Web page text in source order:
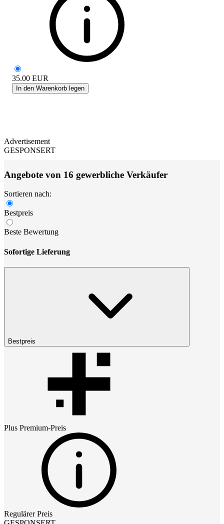
35.00 EUR
In den Warenkorb legen
Advertisement
GESPONSERT
Angebote von 16 gewerbliche Verkäufer
Sortieren nach:
Bestpreis
Beste Bewertung
Sofortige Lieferung
Bestpreis
Plus Premium-Preis
Regulärer Preis